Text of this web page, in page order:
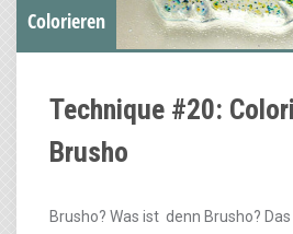
Colorieren
Technique #20:
Brusho
Brusho? Was ist denn Brusho?